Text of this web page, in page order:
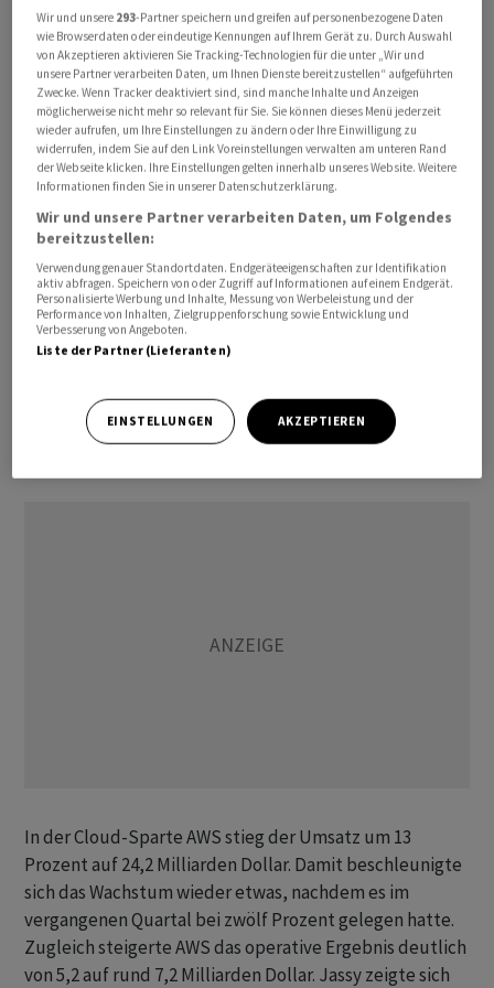
sei sowohl mit einem breiten Produktkatalog als auch
mit Kundenrezensionen angelernt worden, betont
Amazon. Der Assistent werde verändern, wie Amazon-
Kunden auf für sie interessante Produkte stossen,
zeigte sich Jassy überzeugt. In den USA experimentiert
auch der Konkurrent Walmart mit KI-Suche in seiner
App.
Amazon veröffentlichte am Donnerstag auch frische
Geschäftszahlen. Im Weihnachtsquartal konnte der
Konzern Umsatz und Gewinn dank seines
Handelsgeschäfts und der Cloud-Sparte deutlich
steigern. Die Erlöse wuchsen im Jahresvergleich um 14
Unter dem Strich sprang der Gewinn von rund 300
Millionen Dollar vor einem Jahr auf 10,6 Milliarden
In der Cloud-Sparte AWS stieg der Umsatz um 13
Prozent auf 24,2 Milliarden Dollar. Damit beschleunigte
sich das Wachstum wieder etwas, nachdem es im
vergangenen Quartal bei zwölf Prozent gelegen hatte.
Zugleich steigerte AWS das operative Ergebnis deutlich
von 5,2 auf rund 7,2 Milliarden Dollar. Jassy zeigte sich
Wir und unsere 293-Partner speichern und greifen auf personenbezogene Daten
wie Browserdaten oder eindeutige Kennungen auf Ihrem Gerät zu. Durch Auswahl
von Akzeptieren aktivieren Sie Tracking-Technologien für die unter „Wir und
unsere Partner verarbeiten Daten, um Ihnen Dienste bereitzustellen“ aufgeführten
Zwecke. Wenn Tracker deaktiviert sind, sind manche Inhalte und Anzeigen
möglicherweise nicht mehr so relevant für Sie. Sie können dieses Menü jederzeit
wieder aufrufen, um Ihre Einstellungen zu ändern oder Ihre Einwilligung zu
widerrufen, indem Sie auf den Link Voreinstellungen verwalten am unteren Rand
der Webseite klicken. Ihre Einstellungen gelten innerhalb unseres Website. Weitere
Informationen finden Sie in unserer Datenschutzerklärung.
Wir und unsere Partner verarbeiten Daten, um Folgendes
bereitzustellen:
Verwendung genauer Standortdaten. Endgeräteeigenschaften zur Identifikation
aktiv abfragen. Speichern von oder Zugriff auf Informationen auf einem Endgerät.
Personalisierte Werbung und Inhalte, Messung von Werbeleistung und der
Performance von Inhalten, Zielgruppenforschung sowie Entwicklung und
Verbesserung von Angeboten.
Liste der Partner (Lieferanten)
EINSTELLUNGEN AKZEPTIEREN